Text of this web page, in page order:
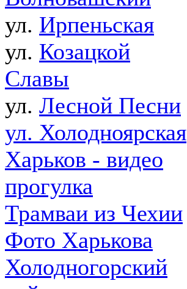
ул. Ирпеньская
ул. Козацкой
Славы
ул. Лесной Песни
ул. Холодноярская
Харьков - видео
прогулка
Трамваи из Чехии
Фото Харькова
Холодногорский